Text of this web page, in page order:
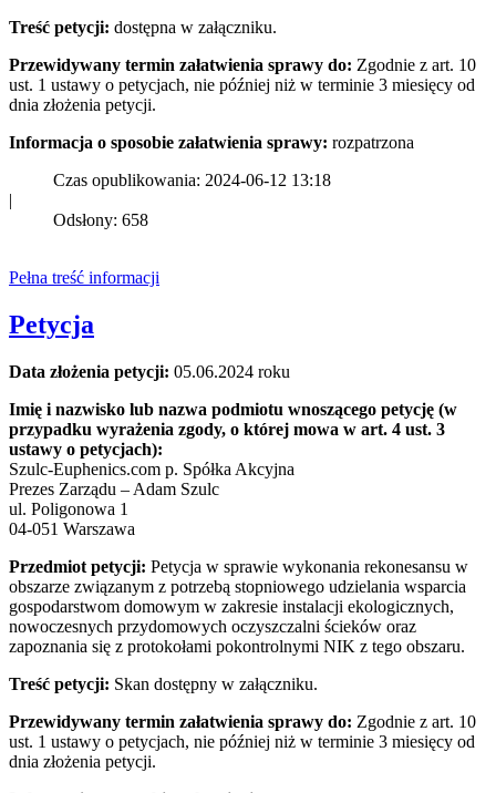
Treść petycji: dostępna w załączniku.
Przewidywany termin załatwienia sprawy do: Zgodnie z art. 10
ust. 1 ustawy o petycjach, nie później niż w terminie 3 miesięcy od
dnia złożenia petycji.
Informacja o sposobie załatwienia sprawy: rozpatrzona
Czas opublikowania: 2024-06-12 13:18
|
Odsłony: 658
Pełna treść informacji
Petycja
Data złożenia petycji: 05.06.2024 roku
Imię i nazwisko lub nazwa podmiotu wnoszącego petycję (w
przypadku wyrażenia zgody, o której mowa w art. 4 ust. 3
ustawy o petycjach):
Szulc-Euphenics.com p. Spółka Akcyjna
Prezes Zarządu – Adam Szulc
ul. Poligonowa 1
04-051 Warszawa
Przedmiot petycji: Petycja w sprawie wykonania rekonesansu w
obszarze związanym z potrzebą stopniowego udzielania wsparcia
gospodarstwom domowym w zakresie instalacji ekologicznych,
nowoczesnych przydomowych oczyszczalni ścieków oraz
zapoznania się z protokołami pokontrolnymi NIK z tego obszaru.
Treść petycji: Skan dostępny w załączniku.
Przewidywany termin załatwienia sprawy do: Zgodnie z art. 10
ust. 1 ustawy o petycjach, nie później niż w terminie 3 miesięcy od
dnia złożenia petycji.